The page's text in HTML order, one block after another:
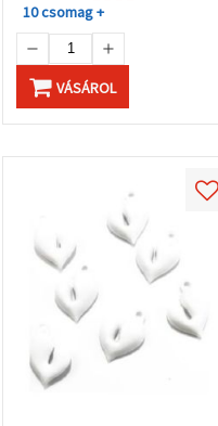
10 csomag +
VÁSÁROL